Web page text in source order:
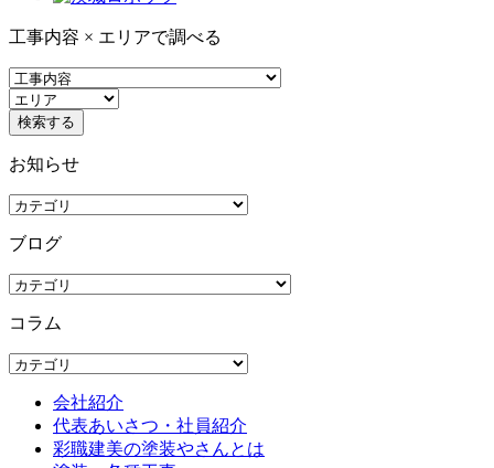
工事内容 × エリアで調べる
お知らせ
ブログ
コラム
会社紹介
代表あいさつ・社員紹介
彩職建美の塗装やさんとは